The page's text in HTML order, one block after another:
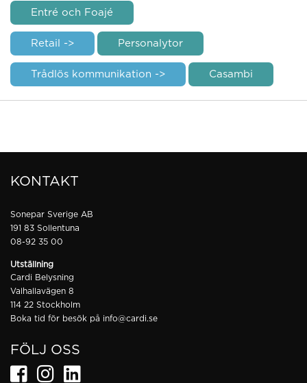
Entré och Foajé
Retail -> Personalytor
Trådlös kommunikation -> Casambi
KONTAKT
Sonepar Sverige AB
191 83 Sollentuna
08-92 35 00
Utställning
Cardi Belysning
Valhallavägen 8
114 22 Stockholm
Boka tid för besök på info@cardi.se
FÖLJ OSS